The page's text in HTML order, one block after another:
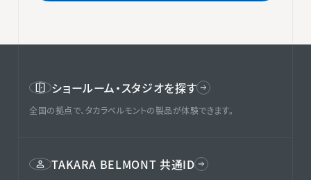
ショールーム・スタジオを探す
全国の拠点で、タカラベルモントの製品が体験できます。
TAKARA BELMONT 共通ID